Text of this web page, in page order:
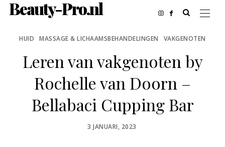
Beauty-Pro.nl
HUID MASSAGE & LICHAAMSBEHANDELINGEN VAKGENOTEN
Leren van vakgenoten by
Rochelle van Doorn –
Bellabaci Cupping Bar
POSTED
3 JANUARI, 2023